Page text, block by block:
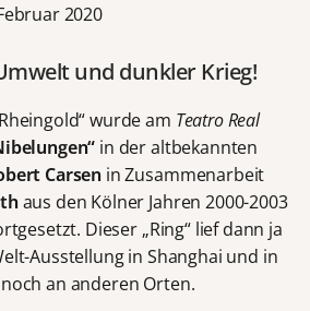
2020
und dunkler Krieg!
wurde am Teatro Real
in der altbekannten
Carsen in Zusammenarbeit
aus den Kölner Jahren 2000-2003
Dieser „Ring“ lief dann ja
Ausstellung in Shanghai und in
an anderen Orten.